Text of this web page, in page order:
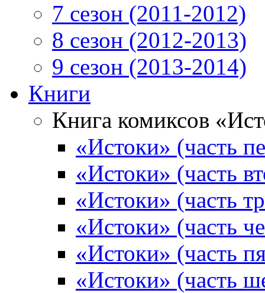
7 сезон (2011-2012)
8 сезон (2012-2013)
9 сезон (2013-2014)
Книги
Книга комиксов
«Истоки» (часть
«Истоки» (часть
«Истоки» (часть
«Истоки» (часть
«Истоки» (часть
«Истоки» (часть